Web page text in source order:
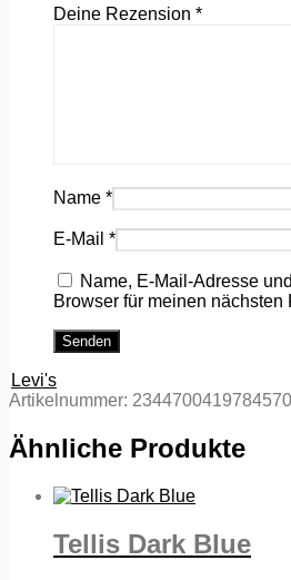
Deine Rezension *
Name *
E-Mail *
Name, E-Mail-Adresse
Browser für meinen nächsten
Levi's
Artikelnummer: 2344700419784570
Ähnliche Produkte
Tellis Dark Blue